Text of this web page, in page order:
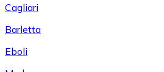
Cagliari
Barletta
Eboli